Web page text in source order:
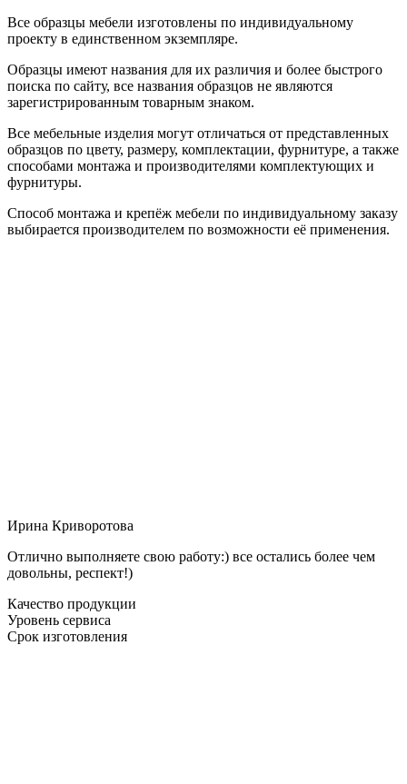
Все образцы мебели изготовлены по индивидуальному
проекту в единственном экземпляре.
Образцы имеют названия для их различия и более быстрого
поиска по сайту, все названия образцов не являются
зарегистрированным товарным знаком.
Все мебельные изделия могут отличаться от представленных
образцов по цвету, размеру, комплектации, фурнитуре, а также
способами монтажа и производителями комплектующих и
фурнитуры.
Способ монтажа и крепёж мебели по индивидуальному заказу
выбирается производителем по возможности её применения.
Ирина Криворотова
Отлично выполняете свою работу:) все остались более чем
довольны, респект!)
Качество продукции
Уровень сервиса
Срок изготовления